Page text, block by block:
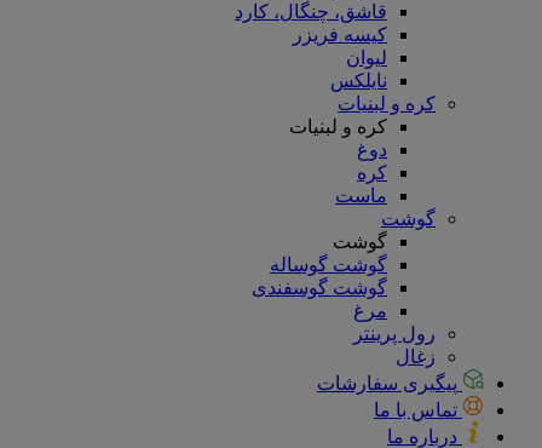
قاشق، چنگال، کارد
کیسه فریزر
لیوان
نایلکس
کره و لبنیات
کره و لبنیات
دوغ
کره
ماست
گوشت
گوشت
گوشت گوساله
گوشت گوسفندی
مرغ
رول پرینتر
زغال
پیگیری سفارشات
تماس با ما
درباره ما